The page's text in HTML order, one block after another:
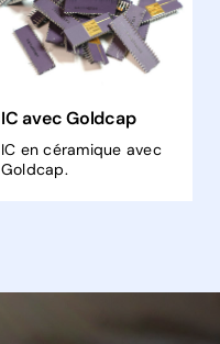
IC avec Goldcap
IC en céramique avec
Goldcap.